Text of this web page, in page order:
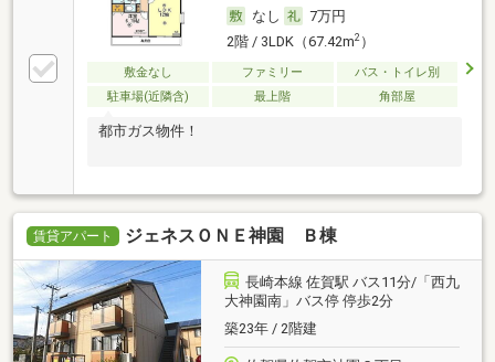
なし
7万円
2階 / 3LDK（67.42m2）
敷金なし ファミリー
バス・トイレ別
駐車場(近隣含)
最上階 角部屋
都市ガス物件！
賃貸アパート ジェネスＯＮＥ神園 Ｂ棟
長崎本線 佐賀駅 バス11分/「西九
大神園南」バス停 停歩2分
築23年 / 2階建